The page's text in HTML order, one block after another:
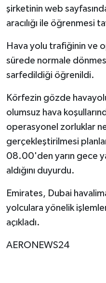
şirketinin web
aracılığı ile öğrenmesi
Hava yolu trafiğinin ve
sürede normale
sarfedildiği öğrenildi.
Körfezin gözde
olumsuz hava
operasyonel zorluklar
gerçekleştirilmesi
08.00'den yarın gece
aldığını duyurdu.
Emirates, Dubai
yolculara yönelik
açıkladı.
AERONEWS24